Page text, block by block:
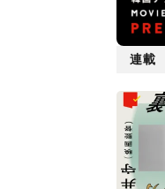
連載